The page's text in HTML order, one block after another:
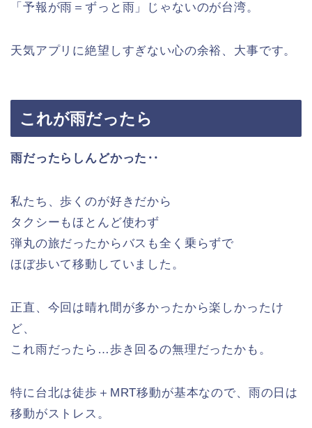
「予報が雨＝ずっと雨」じゃないのが台湾。
天気アプリに絶望しすぎない心の余裕、大事です。
これが雨だったら
雨だったらしんどかった‥
私たち、歩くのが好きだから
タクシーもほとんど使わず
弾丸の旅だったからバスも全く乗らずで
ほぼ歩いて移動していました。
正直、今回は晴れ間が多かったから楽しかったけ
ど、
これ雨だったら…歩き回るの無理だったかも。
特に台北は徒歩＋MRT移動が基本なので、雨の日は
移動がストレス。